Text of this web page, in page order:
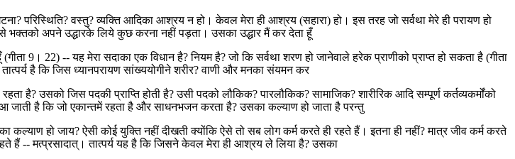
परिस्थिति? वस्तु? व्यक्ति आदिका आश्रय न हो। केवल मेरा ही आश्रय (सहारा) हो। इस तरह जो सर्वथा मेरे ही परायण हो
भक्तको अपने उद्धारके लिये कुछ करना नहीं पड़ता। उसका उद्धार मैं कर देता हूँ
9। 22) -- यह मेरा सदाका एक विधान है? नियम है? जो कि सर्वथा शरण हो जानेवाले हरेक प्राणीको प्राप्त हो सकता है (गीता
है कि जिस ध्यानपरायण सांख्ययोगीने शरीर? वाणी और मनका संयमन कर
है? उसको जिस पदकी प्राप्ति होती है? उसी पदको लौकिक? पारलौकिक? सामाजिक? शारीरिक आदि सम्पूर्ण कर्तव्यकर्मोंको
है कि जो एकान्तमें रहता है और साधनभजन करता है? उसका कल्याण हो जाता है परन्तु
हो जाय? ऐसी कोई युक्ति नहीं दीखती क्योंकि ऐसे तो सब लोग कर्म करते ही रहते हैं। इतना ही नहीं? मात्र जीव कर्म करते
हैं -- मत्प्रसादात्। तात्पर्य यह है कि जिसने केवल मेरा ही आश्रय ले लिया है? उसका